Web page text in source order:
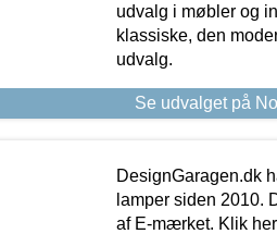
udvalg i møbler og
klassiske, den
udvalg.
Se udvalget på
DesignGaragen.dk
lamper siden 2010.
af E-mærket. Klik